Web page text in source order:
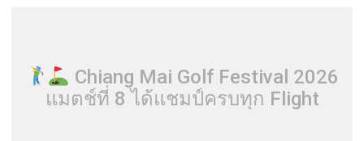
Chiang Mai Golf Festival 2026
แมตช์ที่ 8 ได้แชมป์ครบทุก Flight